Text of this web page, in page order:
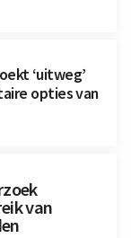
‘uitweg’
opties van
van